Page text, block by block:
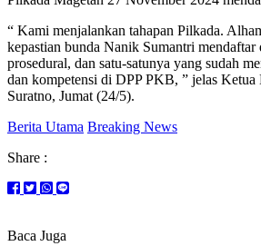
“ Kami menjalankan tahapan Pilkada.
kepastian bunda Nanik Sumantri mendaftar
prosedural, dan satu-satunya yang sudah
dan kompetensi di DPP PKB, ” jelas
Suratno, Jumat (24/5).
Berita Utama Breaking News
Share :
Baca Juga